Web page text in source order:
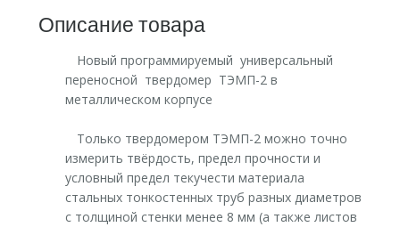
Описание товара
Новый программируемый универсальный
переносной твердомер ТЭМП-2 в
металлическом корпусе
Только твердомером ТЭМП-2 можно точно
измерить твёрдость, предел прочности и
условный предел текучести материала
стальных тонкостенных труб разных диаметров
с толщиной стенки менее 8 мм (а также листов